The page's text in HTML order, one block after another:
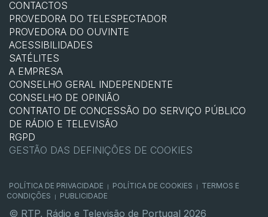
CONTACTOS
PROVEDORA DO TELESPECTADOR
PROVEDORA DO OUVINTE
ACESSIBILIDADES
SATÉLITES
A EMPRESA
CONSELHO GERAL INDEPENDENTE
CONSELHO DE OPINIÃO
CONTRATO DE CONCESSÃO DO SERVIÇO PÚBLICO
DE RÁDIO E TELEVISÃO
RGPD
GESTÃO DAS DEFINIÇÕES DE COOKIES
POLÍTICA DE PRIVACIDADE POLÍTICA DE COOKIES
TERMOS E
CONDIÇÕES
PUBLICIDADE
© RTP, Rádio e Televisão de Portugal 2026